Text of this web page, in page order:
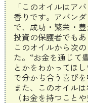
「このオイルはア
香りです。アバン
で、成功・繁栄・
投資の保護者でもあ
このオイルから次
た。“お金を通じて
とかをわかってほ
で分かち合う喜び
また、このオイル
（お金を持つこと